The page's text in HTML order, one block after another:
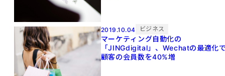
2019.10.04 ビジネス
マーケティング自動化の
「JINGdigital」、Wechatの最適化
顧客の会員数を40%増